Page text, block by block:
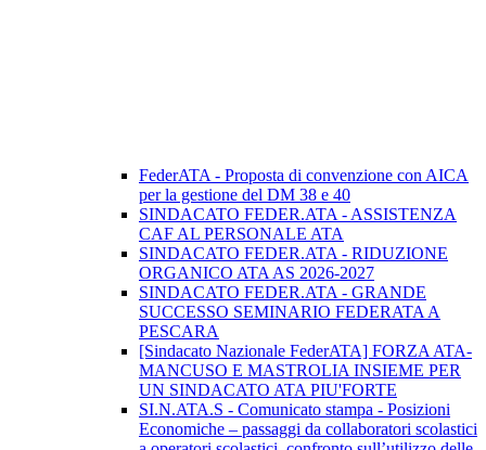
FederATA - Proposta di convenzione con AICA
per la gestione del DM 38 e 40
SINDACATO FEDER.ATA - ASSISTENZA
CAF AL PERSONALE ATA
SINDACATO FEDER.ATA - RIDUZIONE
ORGANICO ATA AS 2026-2027
SINDACATO FEDER.ATA - GRANDE
SUCCESSO SEMINARIO FEDERATA A
PESCARA
[Sindacato Nazionale FederATA] FORZA ATA-
MANCUSO E MASTROLIA INSIEME PER
UN SINDACATO ATA PIU'FORTE
SI.N.ATA.S - Comunicato stampa - Posizioni
Economiche – passaggi da collaboratori scolastici